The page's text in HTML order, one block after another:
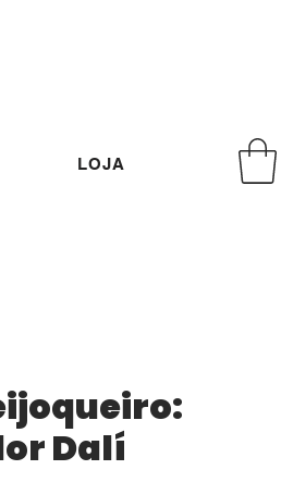
LOJA
Dalí